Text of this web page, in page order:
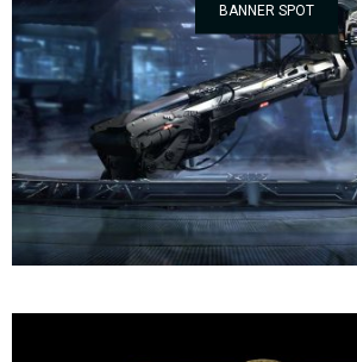
BANNER SPOT